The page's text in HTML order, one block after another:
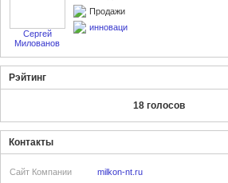
Сергей
Милованов
Продажи
инноваци
Рэйтинг
18 голосов
Контакты
Сайт Компании
milkon-nt.ru